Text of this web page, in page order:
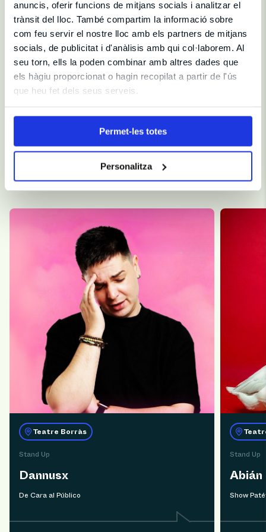
anuncis, oferir funcions de mitjans socials i analitzar el
trànsit del lloc. També compartim la informació sobre
com feu servir el nostre lloc amb els partners de mitjans
socials, de publicitat i d'anàlisis amb qui col·laborem. Al
seu torn, ells la poden combinar amb altres dades que
els hàgiu proporcionat o hagin recopilat a partir de l'ús
que heu fet dels seus serveis.
Permet-les totes
Personalitza
Fitxa artística
Direcció i Producció
Durada 75 min
Sala
Teatre Borràs
Recomanat a partir de 16 anys
Et recomanem
Teatre Borràs
Stand Up
Dannusx
De Cara al Público
Stand Up
Abián
Show